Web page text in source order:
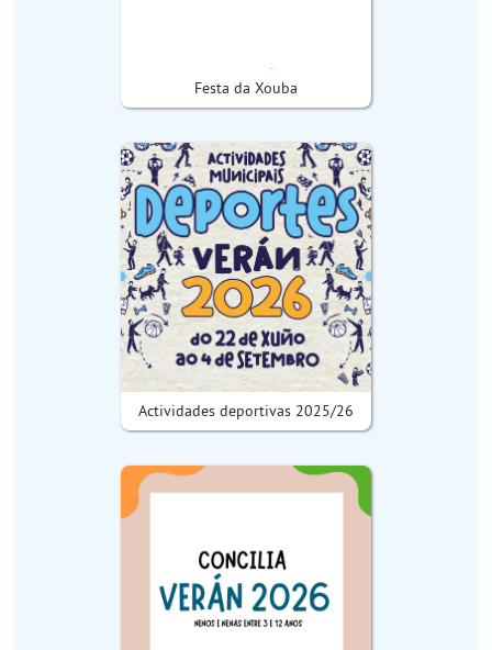
Festa da Xouba
Actividades deportivas 2025/26